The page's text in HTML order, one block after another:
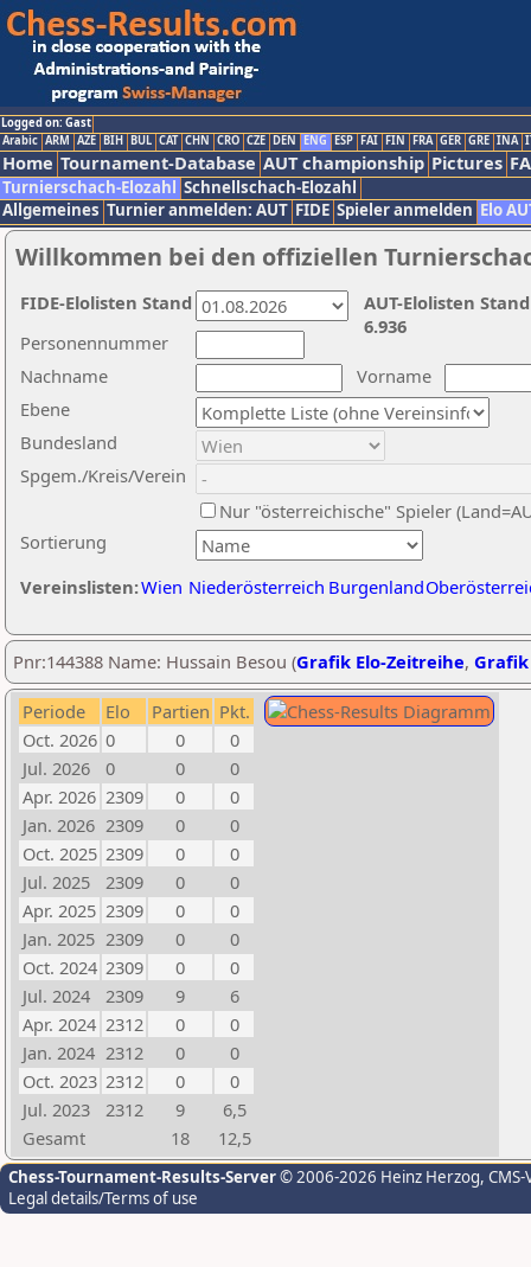
Logged on: Gast
Arabic ARM AZE BIH BUL CAT CHN CRO CZE DEN ENG ESP FAI FIN FRA GER GRE INA
Home Tournament-Database AUT championship Pictures
Turnierschach-Elozahl Schnellschach-Elozahl
Allgemeines Turnier anmelden: AUT FIDE Spieler anmelden Elo
Willkommen bei den offiziellen
Nachname
Vorname
Ebene
Sortierung
Personennummer
Bundesland
Spgem./Kreis/Verein
Nur "österreichische" Spieler
Vereinslisten:Wien Niederösterreich Burgenland
AUT-Elolisten
6.936
FIDE-Elolisten Stand
Pnr:144388 Name: Hussain Besou (Grafik Elo-Zeitreihe,
Periode Elo Partien Pkt.
Oct. 2026 0 0
0
Jul. 2026
0 0
0
Apr. 2026 2309 0
0
Jan. 2026 2309 0
0
Oct. 2025 2309 0
0
Jul. 2025
2309 0
0
Apr. 2025 2309 0
0
Jan. 2025 2309 0
0
Oct. 2024 2309 0
0
Jul. 2024
2309 9
6
Apr. 2024 2312 0
0
Jan. 2024 2312 0
0
Oct. 2023 2312 0
0
Jul. 2023
2312 9
6,5
Gesamt
18 12,5
Chess-Tournament-Results-Server© 2006-2026 Heinz Herzog,
Legal details/Terms of use